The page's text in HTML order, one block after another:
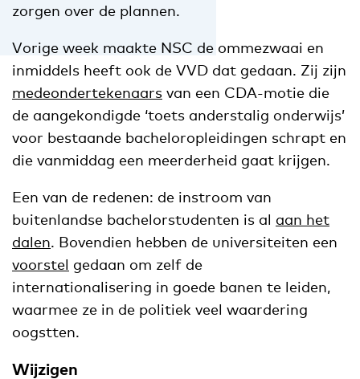
zorgen over de plannen.
Vorige week maakte NSC de ommezwaai en
inmiddels heeft ook de VVD dat gedaan. Zij zijn
medeondertekenaars van een CDA-motie die
de aangekondigde ‘toets anderstalig onderwijs’
voor bestaande bacheloropleidingen schrapt en
die vanmiddag een meerderheid gaat krijgen.
Een van de redenen: de instroom van
buitenlandse bachelorstudenten is al aan het
dalen. Bovendien hebben de universiteiten een
voorstel gedaan om zelf de
internationalisering in goede banen te leiden,
waarmee ze in de politiek veel waardering
oogstten.
Wijzigen